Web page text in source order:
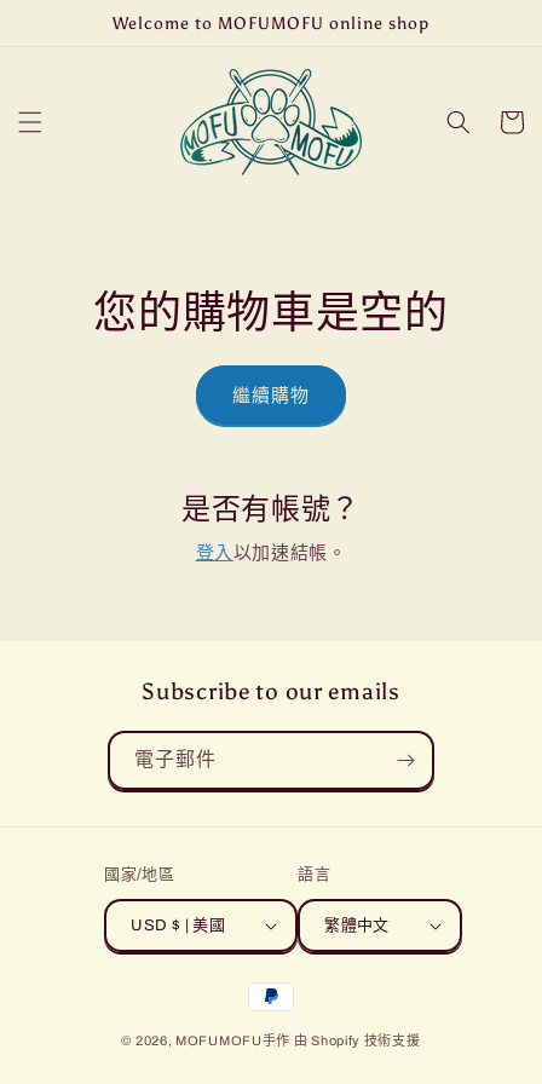
Welcome to MOFUMOFU online shop
物
您的購物車是空的
繼續購物
是否有帳號？
登入 以加速結帳。
Subscribe to our emails
電子郵件
國家/地區
USD $ | 美國
語言
繁體中文
付
方
© 2026, MOFUMOFU手作 由 Shopify 技術支援